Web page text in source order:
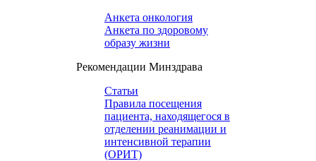
Анкета онкология
Анкета по здоровому
образу жизни
Рекомендации Минздрава
Статьи
Правила посещения
пациента, находящегося в
отделении реанимации и
интенсивной терапии
(ОРИТ)